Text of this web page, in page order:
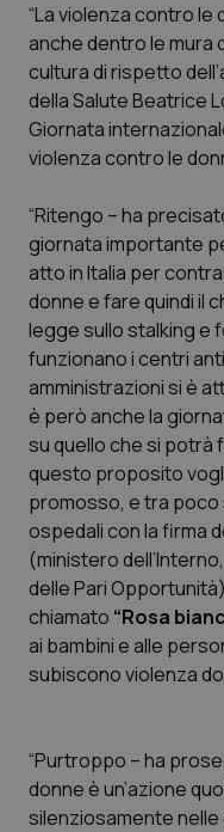
Abruzzo
Basilicata
Calabria
Campania
Emilia-
Friuli Venezia
Lazio
Liguria
Lombardia
Marche
Molise
Provincia
QS Pro Gold
Artrite & artrosi
Asma & BPCO
Car-T
Colesterolo &
Dermatite
Diabete &
Disturbi
Dolore
Donna & Salute
Epatiti
Infezioni &
QS Club
“La violenza contro
anche dentro le mura
cultura di rispetto
della Salute Beatrice
Giornata
violenza contro le
“Ritengo – ha
giornata importante
atto in Italia per
donne e fare quindi il
legge sullo stalking e
funzionano i centri
amministrazioni si è
è però anche la
su quello che si potrà
questo proposito
promosso, e tra
ospedali con la firma
(ministero
delle Pari
chiamato “Rosa
ai bambini e alle
subiscono violenza
“Purtroppo – ha
donne è un’azione
silenziosamente nelle